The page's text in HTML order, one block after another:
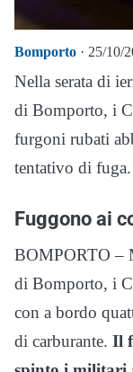
Bomporto · 25/10/
Nella serata di
di Bomporto, i
furgoni rubati
tentativo di fuga.
Fuggono ai
BOMPORTO –
di Bomporto, i
con a bordo
di carburante. Il